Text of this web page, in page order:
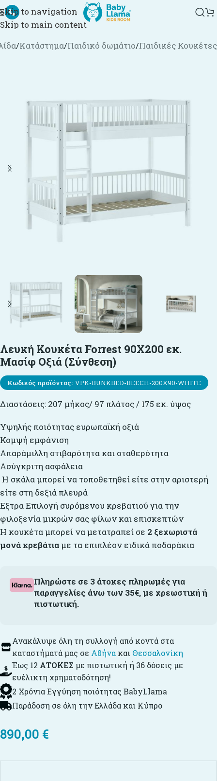
Skip to navigation
Skip to main content
/Κατάστημα/Παιδικό δωμάτιο/Παιδικές Κουκέτες
Λευκή Κουκέτα Forrest 90X200 εκ.
Μασίφ Οξιά (Σύνθεση)
Κωδικός προϊόντος: VPK-BUNKBED-BEECH-200X90-WHITE
Διαστάσεις: 207 μήκος/ 97 πλάτος / 175 εκ. ύψος
Υψηλής ποιότητας ευρωπαϊκή οξιά
Κομψή εμφάνιση
Απαράμιλλη στιβαρότητα και σταθερότητα
Ασύγκριτη ασφάλεια
Η σκάλα μπορεί να τοποθετηθεί είτε στην αριστερή
είτε στη δεξιά πλευρά
Εξτρα Επιλογή συρόμενου κρεβατιού για την
φιλοξενία μικρών σας φίλων και επισκεπτών
Η κουκέτα μπορεί να μετατραπεί σε 2 ξεχωριστά
μονά κρεβάτιαμε τα επιπλέον ειδικά ποδαράκια
Πληρώστε σε 3 άτοκες πληρωμές για
παραγγελίες άνω των 35€, με χρεωστική ή
πιστωτική.
Ανακάλυψε όλη τη συλλογή από κοντά στα
καταστήματά μας σε Αθήνα και Θεσσαλονίκη
Έως 12 ΑΤΟΚΕΣ με πιστωτική ή 36 δόσεις με
ευέλικτη χρηματοδότηση!
2 Χρόνια Εγγύηση ποιότητας BabyLlama
Παράδοση σε όλη την Ελλάδα και Κύπρο
890,00 €